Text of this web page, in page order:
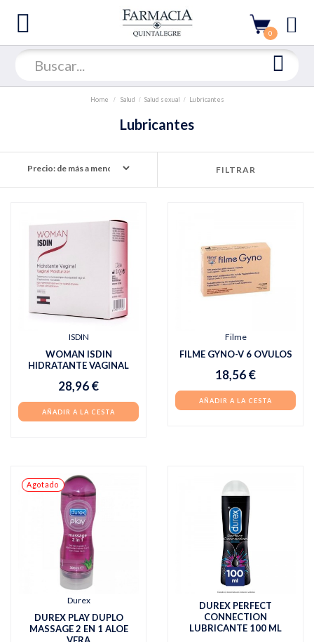
0
Home Salud Salud sexual Lubricantes
Lubricantes
FILTRAR
ISDIN
WOMAN ISDIN
HIDRATANTE VAGINAL
28,96 €
AÑADIR A LA CESTA
Filme
FILME GYNO-V 6 OVULOS
18,56 €
AÑADIR A LA CESTA
Agotado
Durex
DUREX PLAY DUPLO
MASSAGE 2 EN 1 ALOE
DUREX PERFECT
CONNECTION
LUBRICANTE 100 ML